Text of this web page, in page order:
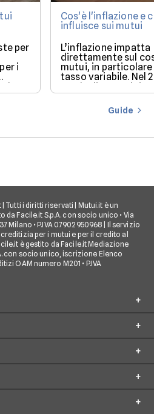
per
i
la
Cos'è l'inflazione e
influisce sui mutui
L’inflazione impatta
direttamente sul
mutui, in particolare
tasso variabile. Nel
con la discesa dei
il mercato offre
più favorevoli per
finanziareGuide
Tutti i diritti riservati | Mutui.it è un
Facile.it S.p.A. con socio unico • Via
Milano • P.IVA 07902950968 | Il servizio
per i mutui e per il credito al
è gestito da Facile.it Mediazione
con socio unico, iscrizione Elenco
OAM numero M201 • P.IVA